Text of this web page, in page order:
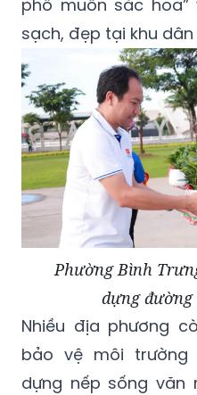
phố muôn sắc
sạch, đẹp tại khu dân
Phường Bình
dựng đường
Nhiều địa phương
bảo vệ môi trường
dựng nếp sống văn